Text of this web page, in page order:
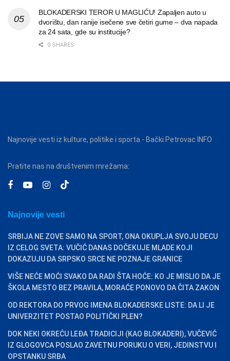
BLOKADERSKI TEROR U MAGLIĆU! Zapaljen auto u
dvorištu, dan ranije isečene sve četiri gume – dva napada
za 24 sata, gde su institucije?
0 SHARES
Najnovije vesti iz kulture, politike i sporta - Bački Petrovac INFO
Pratite nas na društvenim mrežama:
Najnovije vesti
SRBIJA NE ZOVE SAMO NA SPORT, ONA OKUPLJA SVOJU DECU
IZ CELOG SVETA: VUČIĆ DANAS DOČEKUJE MLADE KOJI
DOKAZUJU DA SRPSKO SRCE NE POZNAJE GRANICE
VIŠE NEĆE MOĆI SVAKO DA RADI ŠTA HOĆE: KO JE MISLIO DA JE
ŠKOLA MESTO BEZ PRAVILA, MORAĆE PONOVO DA ČITA ZAKON
OD REKTORA DO PRVOG IMENA BLOKADERSKE LISTE: DA LI JE
UNIVERZITET POSTAO POLITIČKI PLEN?
DOK NEKI OKREĆU LEĐA TRADICIJI (KAO BLOKADERI), VUČEVIĆ
IZ GLOGOVCA POSLAO ZAVETNU PORUKU O VERI, JEDINSTVU I
OPSTANKU SRBA